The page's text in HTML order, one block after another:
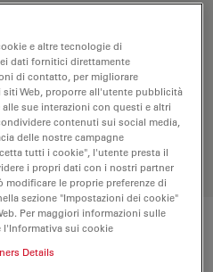
la soluzione perfetta. Esplora il
Objective Finder, confronta le
e trova l’opzione più
alle tue esigenze.
e altre tecnologie di
dati fornitici direttamente
di contatto, per migliorare
Web, proporre all'utente pubblicità
sue interazioni con questi e altri
contenuti sui social media,
delle nostre campagne
tutti i cookie", l'utente presta il
i propri dati con i nostri partner
le proprie preferenze di
sezione "Impostazioni dei cookie"
Per maggiori informazioni sulle
l'Informativa sui cookie
Details